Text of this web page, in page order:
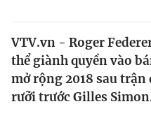
Thế giới
Tin tức
VTV.vn - Roger
thể giành quyền vào
mở rộng 2018 sau
rưỡi trước Gilles